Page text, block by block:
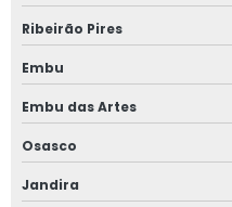
Janela sobreposta de giro
Janela sobreposta preço
Janela vedação acústica
Ribeirão Pires
Embu
Embu das Artes
Osasco
Jandira